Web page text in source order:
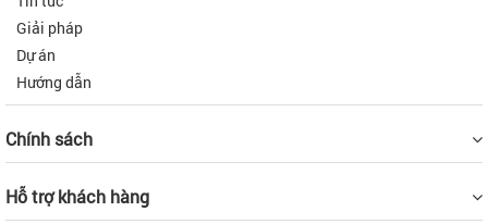
Giải pháp
Dự án
Hướng dẫn
Chính sách
Hỗ trợ khách hàng